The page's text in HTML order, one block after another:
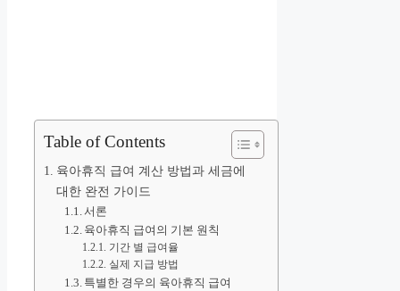
Table of Contents
육아휴직 급여 계산 방법과 세금에
대한 완전 가이드
서론
육아휴직 급여의 기본 원칙
기간 별 급여율
실제 지급 방법
특별한 경우의 육아휴직 급여